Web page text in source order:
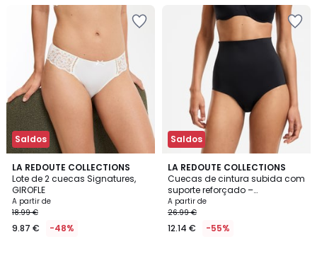
16.99
de
desconto
aplicado.
Saldos
LA REDOUTE COLLECTIONS
Lote de 2 cuecas Signatures,
GIROFLE
A partir de
18.99 €
9.87 € -48%
4,7
/ 5
4
Cores
Saldos
LA REDOUTE COLLECTIONS
Cuecas de cintura subida com
suporte reforçado –
Modeladoras
A partir de
26.99 €
12.14 € -55%
3,7
/ 5
2
Cores